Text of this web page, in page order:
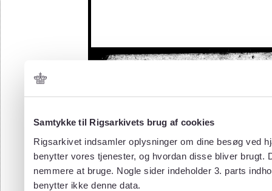
Samtykke til Rigsarkivets brug af cookies
Rigsarkivet indsamler oplysninger om dine besøg ved
benytter vores tjenester, og hvordan disse bliver
nemmere at bruge. Nogle sider indeholder 3. parts
benytter ikke denne data.